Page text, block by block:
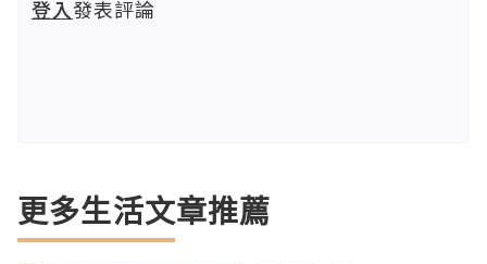
登入發表評論
更多生活文章推薦